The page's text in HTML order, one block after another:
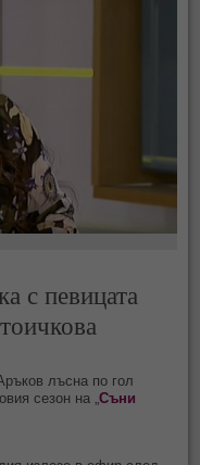
с певицата
лъсна по гол
сезон на „Съни